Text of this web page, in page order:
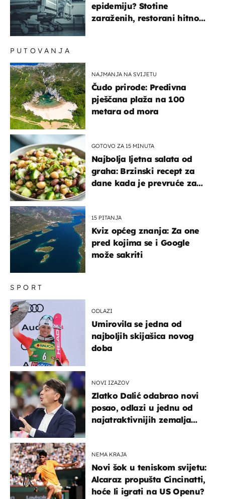
epidemiju? Stotine
zaraženih, restorani hitno
SPORT
ODLAZI
Umirovila se jedna od
najboljih skijašica novog
doba
NOVI IZAZOV
Zlatko Dalić odabrao novi
posao, odlazi u jednu od
najatraktivnijih zemalja
NEMA KRAJA
Novi šok u teniskom svijetu:
Alcaraz propušta Cincinatti,
hoće li igrati na US Openu?
PUTOVANJA
NAJMANJA NA SVIJETU
Čudo prirode: Predivna
pješčana plaža na 100
metara od mora
GOTOVO ZA 15 MINUTA
Najbolja ljetna salata od
graha: Brzinski recept za
dane kada je prevruće za
15 PITANJA
Kviz općeg znanja: Za one
pred kojima se i Google
može sakriti